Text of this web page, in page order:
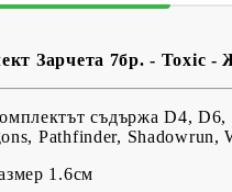
Зарчета 7бр. - Toxic -
съдържа D4,
Pathfinder, Shadowrun,
1.6см